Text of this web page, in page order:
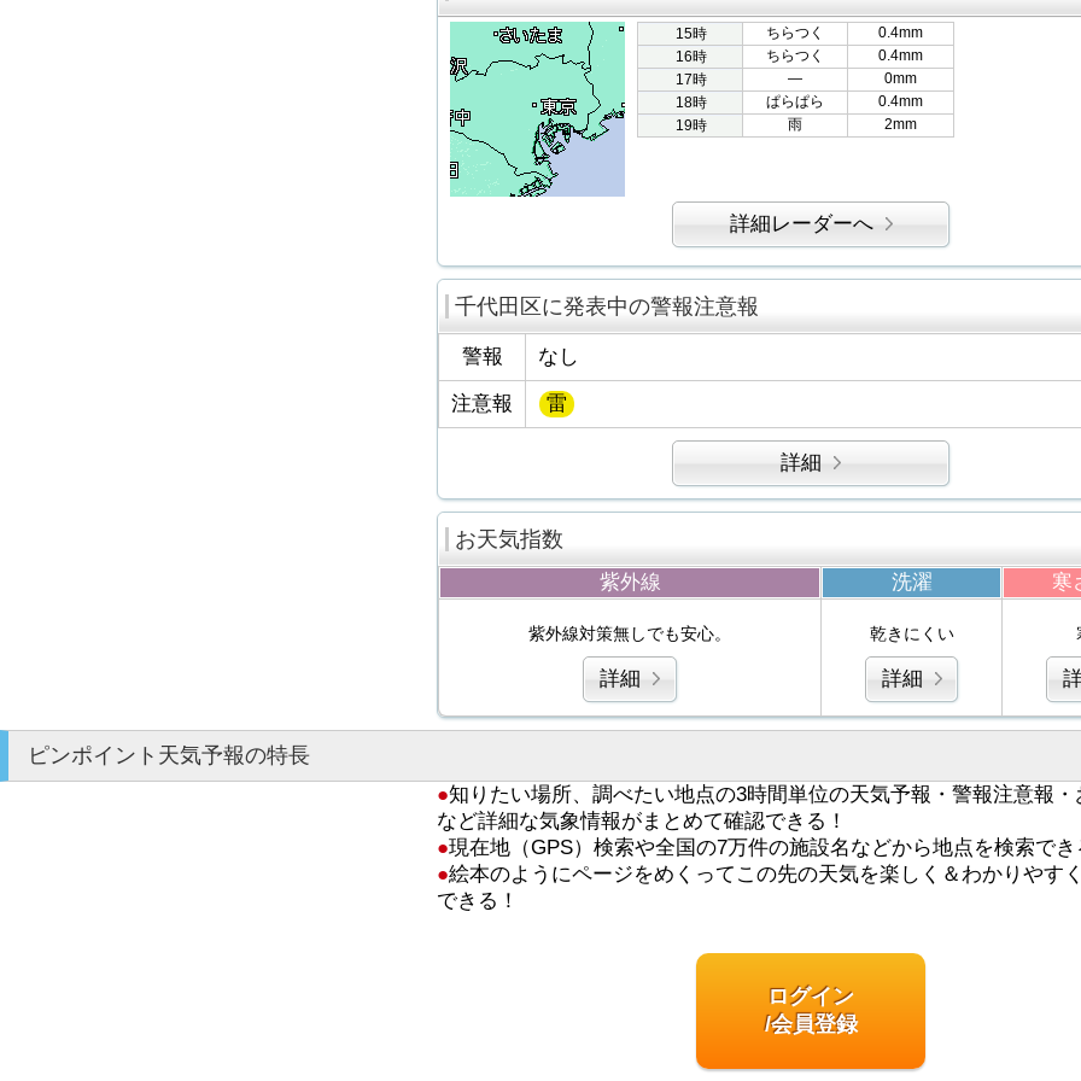
15時 ちらつく
0.4mm
16時
ちらつく
0.4mm
17時
―
0mm
18時
ぱらぱら
0.4mm
19時
雨 2mm
詳細レーダーへ
千代田区に発表中の警報注意報
警報 なし
注意報 雷
詳細
お天気指数
紫外線 洗濯 寒
紫外線対策無しでも安心。
詳細
乾きにくい
詳細
ピンポイント天気予報の特長
●知りたい場所、調べたい地点の3時間単位の天気予報・警報注意報・
など詳細な気象情報がまとめて確認できる！
●現在地（GPS）検索や全国の7万件の施設名などから地点を検索でき
●絵本のようにページをめくってこの先の天気を楽しく＆わかりやす
できる！
ログイン
/会員登録